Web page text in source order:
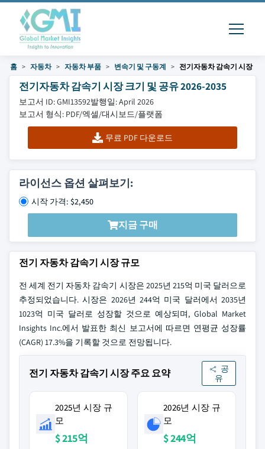
홈 자동차 자동차 부품 변속기 및 구동계 전기자동차 감속기 시장
전기자동차 감속기 시장 크기 및 공유 2026-2035
보고서 ID: GMI13592발행일: April 2026
보고서 형식: PDF/엑셀/대시보드/플랫폼
무료 PDF 다운로드
라이선스 옵션 살펴보기:
시작 가격: $2,450
지금 구매
전기 자동차 감속기 시장 규모
전 세계 전기 자동차 감속기 시장은 2025년 215억 미국 달러으로
추정되었습니다. 시장은 2026년 244억 미국 달러에서 2035년
1023억 미국 달러로 성장할 것으로 예상되며, Global Market
Insights Inc.에서 발표한 최신 보고서에 따르면 연평균 성장률
(CAGR) 17.3%을 기록할 것으로 전망됩니다.
전기 자동차 감속기 시장 주요 요약
공
유
2025년 시장 규
모
$ 215억
2026년 시장 규
모
$ 244억